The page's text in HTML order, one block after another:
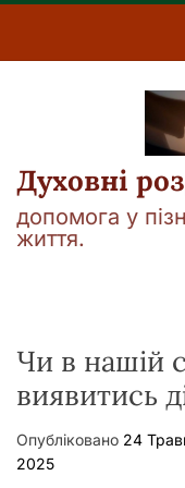
П
р
Духовні
допомога у
життя.
Чи в нашій
виявитись
Опубліковано 24
2025